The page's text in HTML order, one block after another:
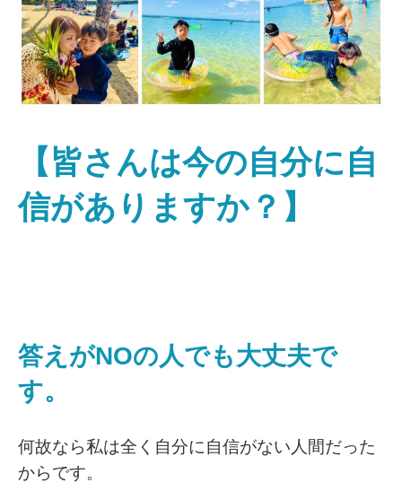
【皆さんは今の自分に自
信がありますか？】
答えがNOの人でも大丈夫で
す。
何故なら私は全く自分に自信がない人間だった
からです。